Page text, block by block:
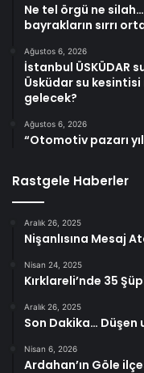
Ne tel örgü ne
bayrakların sırrı
Ağustos 6, 2026
İstanbul ÜSKÜDAR
Üsküdar su
gelecek?
Ağustos 6, 2026
“Otomotiv pazarı
Rastgele Haberler
Aralık 26, 2025
Nişanlısına Mesaj
Nisan 24, 2025
Kırklareli’nde 35
Aralık 26, 2025
Son Dakika… Düşen
Nisan 6, 2026
Ardahan’ın Göle